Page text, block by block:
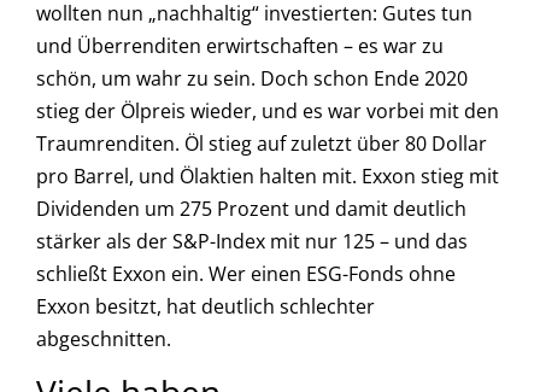
wollten nun „nachhaltig“ investierten: Gutes tun
und Überrenditen erwirtschaften – es war zu
schön, um wahr zu sein. Doch schon Ende 2020
stieg der Ölpreis wieder, und es war vorbei mit den
Traumrenditen. Öl stieg auf zuletzt über 80 Dollar
pro Barrel, und Ölaktien halten mit. Exxon stieg mit
Dividenden um 275 Prozent und damit deutlich
stärker als der S&P-Index mit nur 125 – und das
schließt Exxon ein. Wer einen ESG-Fonds ohne
Exxon besitzt, hat deutlich schlechter
abgeschnitten.